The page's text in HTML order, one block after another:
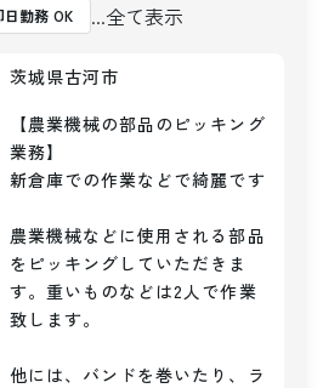
日勤務 OK ...全て表示
茨城県古河市
【農業機械の部品のピッキング
業務】
新倉庫での作業などで綺麗です
農業機械などに使用される部品
をピッキングしていただきま
す。重いものなどは2人で作業
致します。
他には、バンドを巻いたり、ラ